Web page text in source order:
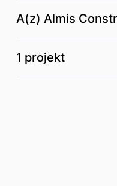
A(z) Almis
1 projekt